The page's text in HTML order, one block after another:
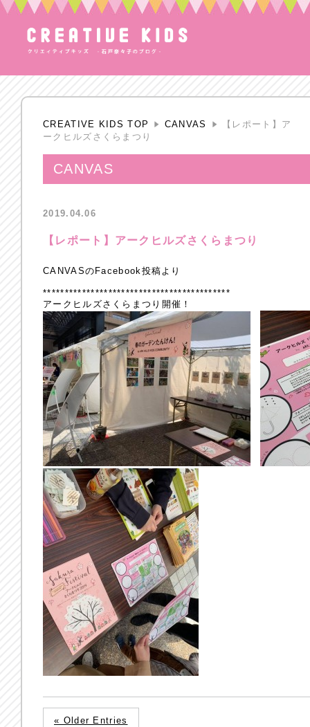
CREATIVE KIDS TOP CANVAS
【レポート】ア
ークヒルズさくらまつり
CANVAS
2019.04.06
【レポート】アークヒルズさくらまつり
CANVASのFacebook投稿より
*******************************************
アークヒルズさくらまつり開催！
« Older Entries